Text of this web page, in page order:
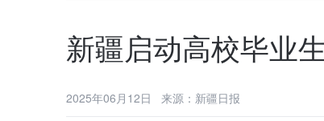
新疆启动高校毕业
2025年06月12日 来源：新疆日报